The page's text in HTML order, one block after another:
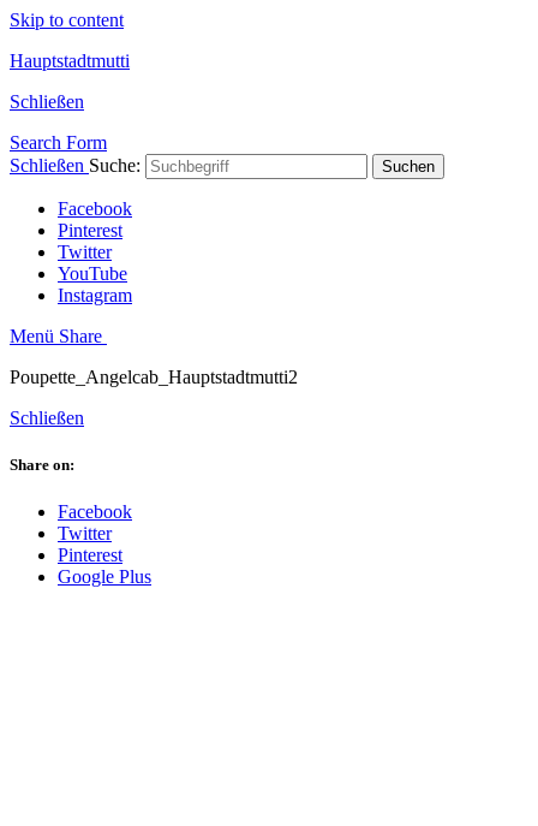
Skip to content
Hauptstadtmutti
Schließen
Search Form
Schließen Suche: Suchen
Facebook
Pinterest
Twitter
YouTube
Instagram
Menü Share
Poupette_Angelcab_Hauptstadtmutti2
Schließen
Share on:
Facebook
Twitter
Pinterest
Google Plus